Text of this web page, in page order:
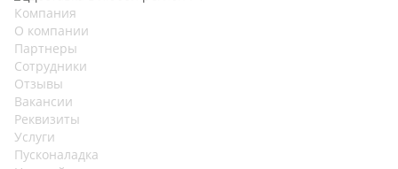
Компания
О компании
Партнеры
Сотрудники
Отзывы
Вакансии
Реквизиты
Услуги
Пусконаладка